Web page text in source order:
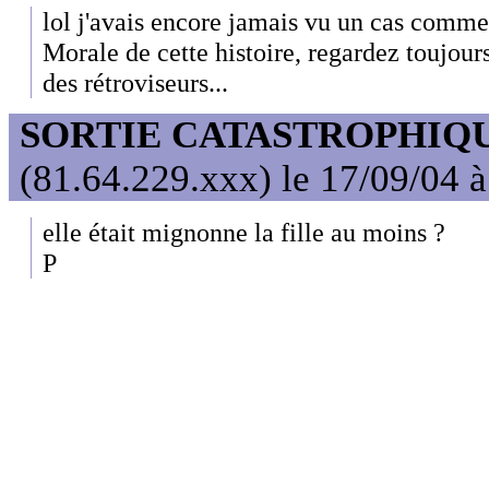
lol j'avais encore jamais vu un cas
Morale de cette histoire, regardez
des rétroviseurs...
SORTIE
(81.64.229.xxx) le 17/09/04
elle était mignonne la fille au moins ?
P